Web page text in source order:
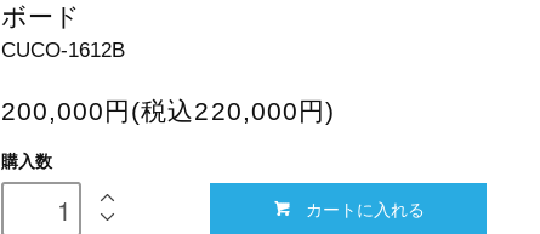
ボード
CUCO-1612B
200,000円(税込220,000円)
購入数
カートに入れる